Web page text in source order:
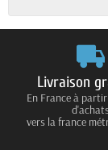
Livraison
En France à
vers la france